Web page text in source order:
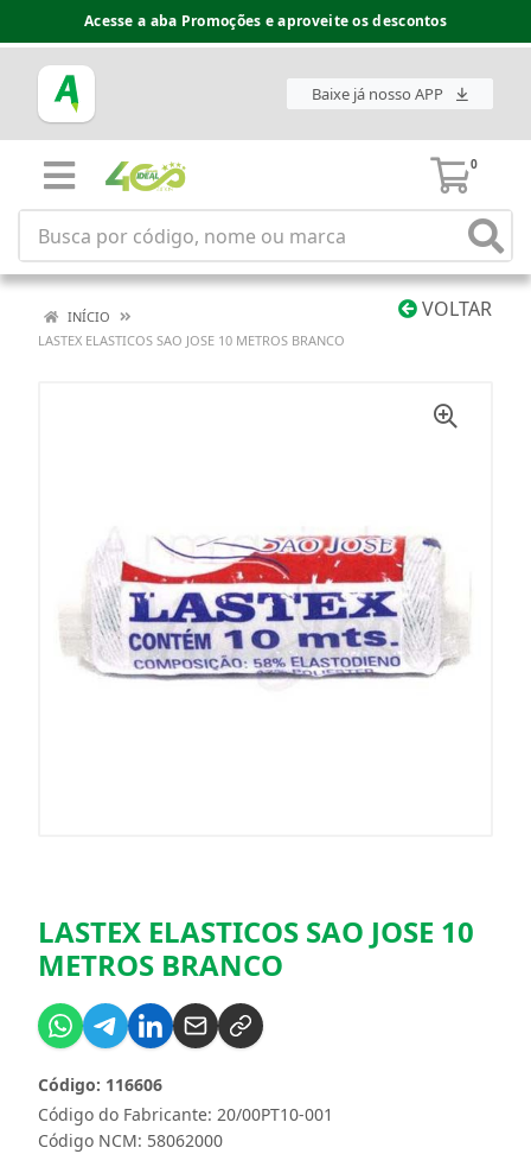
Acesse a aba Promoções e aproveite os descontos
Baixe já nosso APP
0
VOLTAR
INÍCIO
LASTEX ELASTICOS SAO JOSE 10 METROS BRANCO
LASTEX ELASTICOS SAO JOSE 10
METROS BRANCO
Código do Fabricante: 20/00PT10-001
Código: 116606
Código NCM: 58062000